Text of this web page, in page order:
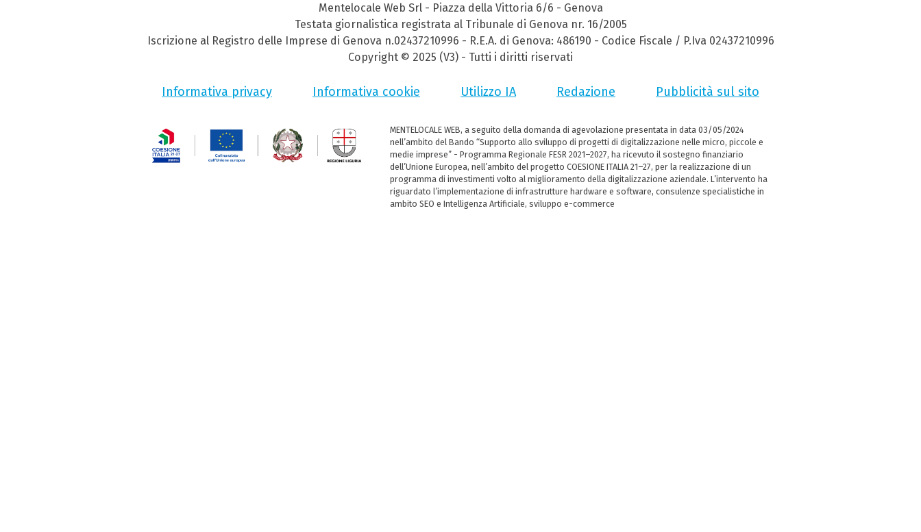
Mentelocale Web Srl - Piazza della Vittoria 6/6 - Genova
Testata giornalistica registrata al Tribunale di Genova nr. 16/2005
Iscrizione al Registro delle Imprese di Genova n.02437210996 - R.E.A. di Genova: 486190 - Codice Fiscale / P.Iva 02437210996
Copyright © 2025 (V3) - Tutti i diritti riservati
Informativa privacy Informativa cookie Utilizzo IA Redazione Pubblicità sul sito
MENTELOCALE WEB, a seguito della domanda di agevolazione presentata in data 03/05/2024
nell’ambito del Bando “Supporto allo sviluppo di progetti di digitalizzazione nelle micro, piccole e
medie imprese” - Programma Regionale FESR 2021–2027, ha ricevuto il sostegno finanziario
dell’Unione Europea, nell’ambito del progetto COESIONE ITALIA 21–27, per la realizzazione di un
programma di investimenti volto al miglioramento della digitalizzazione aziendale. L’intervento ha
riguardato l’implementazione di infrastrutture hardware e software, consulenze specialistiche in
ambito SEO e Intelligenza Artificiale, sviluppo e-commerce